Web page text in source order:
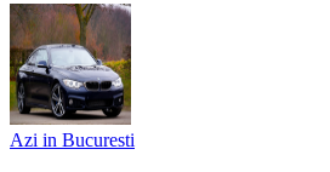
Azi in Bucuresti